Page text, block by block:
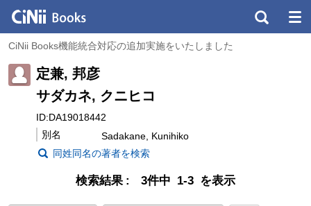
CiNii Books機能統合対応の追加実施をいたしました
定兼, 邦彦
サダカネ, クニヒコ
ID:DA19018442
別名
Sadakane, Kunihiko
同姓同名の著者を検索
検索結果 3件中 1-3 を表示